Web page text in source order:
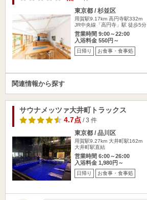
東京都 / 杉並区
用賀駅9.17km 高円寺駅332m
JR中央線「高円寺」駅 徒歩5分
営業時間 9:00～22:00
入浴料金 550円～
日帰り お食事・食事処
関連情報から探す
サウナメッツァ大井町トラックス
4.7点/ 3 件
東京都 / 品川区
用賀駅9.27km 大井町駅162m
大井町駅直結
営業時間 6:00～26:00
入浴料金 1,980円～
日帰り お食事・食事処